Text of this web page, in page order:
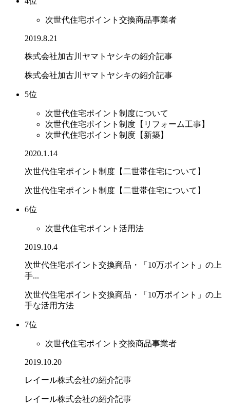
次世代住宅ポイント交換商品事業者
2019.8.21
株式会社加古川ヤマトヤシキの紹介記事
株式会社加古川ヤマトヤシキの紹介記事
5位
次世代住宅ポイント制度について
次世代住宅ポイント制度【リフォーム工事】
次世代住宅ポイント制度【新築】
2020.1.14
次世代住宅ポイント制度【二世帯住宅について】
次世代住宅ポイント制度【二世帯住宅について】
6位
次世代住宅ポイント活用法
2019.10.4
次世代住宅ポイント交換商品・「10万ポイント」の上
手...
次世代住宅ポイント交換商品・「10万ポイント」の上
手な活用方法
7位
次世代住宅ポイント交換商品事業者
2019.10.20
レイール株式会社の紹介記事
レイール株式会社の紹介記事